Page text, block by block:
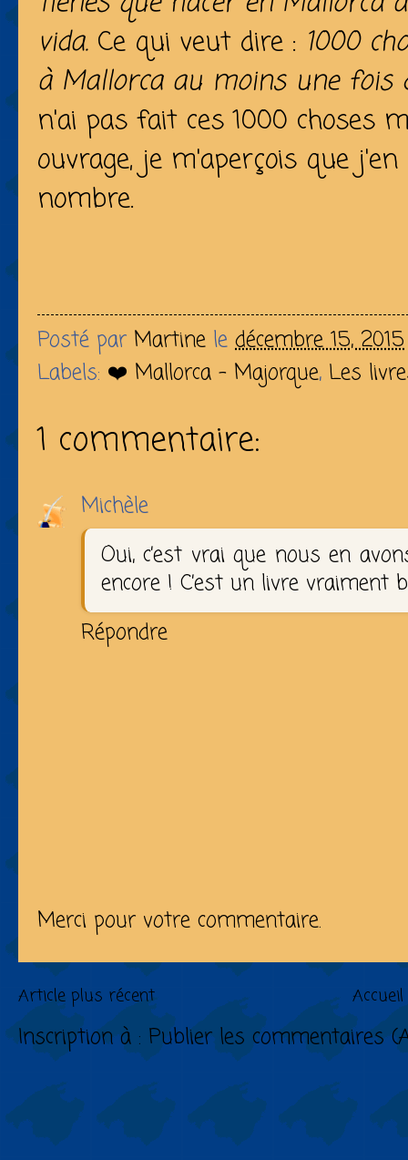
vida. Ce qui veut dire : 1000
à Mallorca au moins une fois
n'ai pas fait ces 1000 choses
ouvrage, je m'aperçois que
nombre.
Posté par Martine le décembre 15, 2015
Labels: ❤️ Mallorca - Majorque, Les
1 commentaire:
Michèle
Oui, c’est vrai que nous en
encore ! C’est un livre vraiment
Répondre
Merci pour votre commentaire.
Article plus récent Accueil
Inscription à : Publier les commentaires